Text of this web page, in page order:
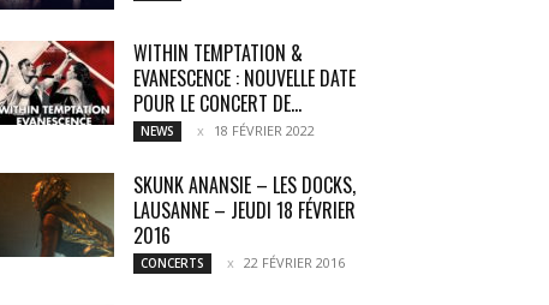
WITHIN TEMPTATION &
EVANESCENCE : NOUVELLE DATE
POUR LE CONCERT DE...
NEWS 18 FÉVRIER 2022
SKUNK ANANSIE – LES DOCKS,
LAUSANNE – JEUDI 18 FÉVRIER
2016
CONCERTS 22 FÉVRIER 2016